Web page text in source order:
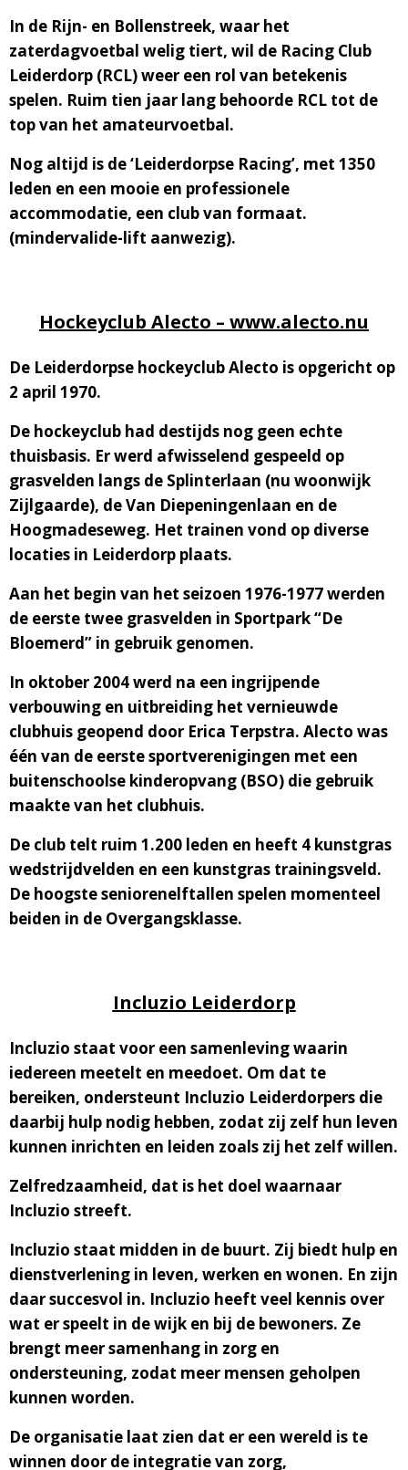
In de Rijn- en Bollenstreek, waar het
zaterdagvoetbal welig tiert, wil de Racing Club
Leiderdorp (RCL) weer een rol van betekenis
spelen. Ruim tien jaar lang behoorde RCL tot de
top van het amateurvoetbal.
Nog altijd is de ‘Leiderdorpse Racing’, met 1350
leden en een mooie en professionele
accommodatie, een club van formaat.
(mindervalide-lift aanwezig).
Hockeyclub Alecto – www.alecto.nu
De Leiderdorpse hockeyclub Alecto is opgericht op
2 april 1970.
De hockeyclub had destijds nog geen echte
thuisbasis. Er werd afwisselend gespeeld op
grasvelden langs de Splinterlaan (nu woonwijk
Zijlgaarde), de Van Diepeningenlaan en de
Hoogmadeseweg. Het trainen vond op diverse
locaties in Leiderdorp plaats.
Aan het begin van het seizoen 1976-1977 werden
de eerste twee grasvelden in Sportpark “De
Bloemerd” in gebruik genomen.
In oktober 2004 werd na een ingrijpende
verbouwing en uitbreiding het vernieuwde
clubhuis geopend door Erica Terpstra. Alecto was
één van de eerste sportverenigingen met een
buitenschoolse kinderopvang (BSO) die gebruik
maakte van het clubhuis.
De club telt ruim 1.200 leden en heeft 4 kunstgras
wedstrijdvelden en een kunstgras trainingsveld.
De hoogste seniorenelftallen spelen momenteel
beiden in de Overgangsklasse.
Incluzio Leiderdorp
Incluzio staat voor een samenleving waarin
iedereen meetelt en meedoet. Om dat te
bereiken, ondersteunt Incluzio Leiderdorpers die
daarbij hulp nodig hebben, zodat zij zelf hun leven
kunnen inrichten en leiden zoals zij het zelf willen.
Zelfredzaamheid, dat is het doel waarnaar
Incluzio streeft.
Incluzio staat midden in de buurt. Zij biedt hulp en
dienstverlening in leven, werken en wonen. En zijn
daar succesvol in. Incluzio heeft veel kennis over
wat er speelt in de wijk en bij de bewoners. Ze
brengt meer samenhang in zorg en
ondersteuning, zodat meer mensen geholpen
kunnen worden.
De organisatie laat zien dat er een wereld is te
winnen door de integratie van zorg,